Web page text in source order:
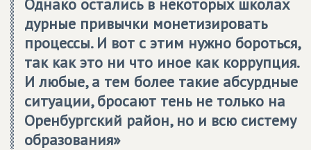
Однако остались в некоторых школах
дурные привычки монетизировать
процессы. И вот с этим нужно бороться,
так как это ни что иное как коррупция.
И любые, а тем более такие абсурдные
ситуации, бросают тень не только на
Оренбургский район, но и всю систему
образования»